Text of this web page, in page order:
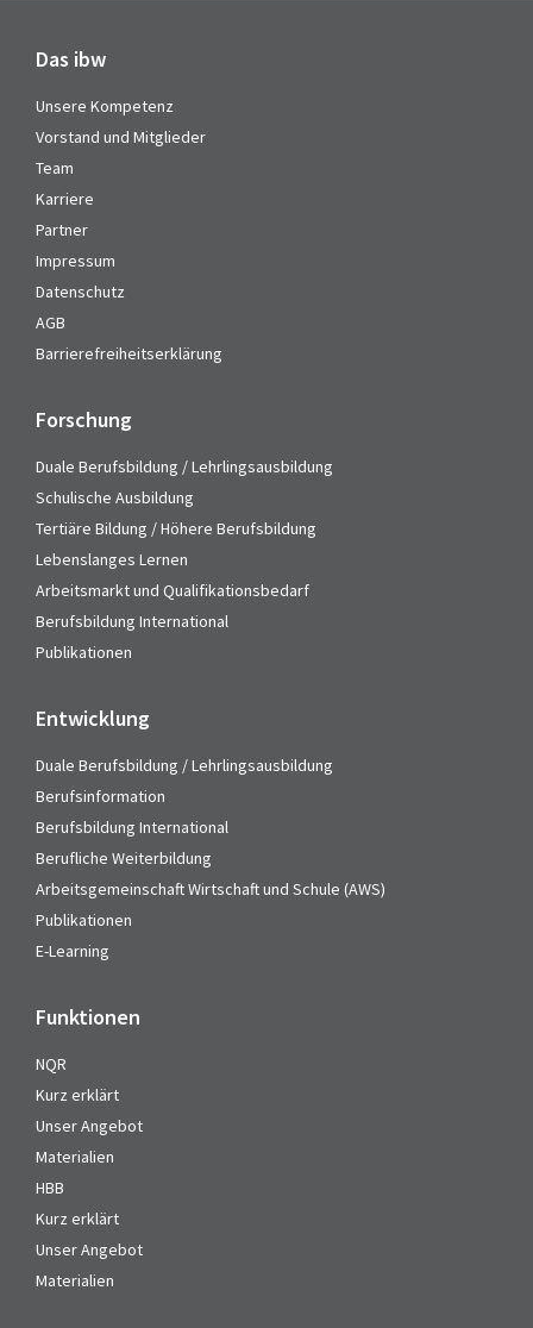
Das ibw
Unsere Kompetenz
Vorstand und Mitglieder
Team
Karriere
Partner
Impressum
Datenschutz
AGB
Barrierefreiheitserklärung
Forschung
Duale Berufsbildung / Lehrlingsausbildung
Schulische Ausbildung
Tertiäre Bildung / Höhere Berufsbildung
Lebenslanges Lernen
Arbeitsmarkt und Qualifikationsbedarf
Berufsbildung International
Publikationen
Entwicklung
Duale Berufsbildung / Lehrlingsausbildung
Berufsinformation
Berufsbildung International
Berufliche Weiterbildung
Arbeitsgemeinschaft Wirtschaft und Schule (AWS)
Publikationen
E-Learning
Funktionen
NQR
Kurz erklärt
Unser Angebot
Materialien
HBB
Kurz erklärt
Unser Angebot
Materialien